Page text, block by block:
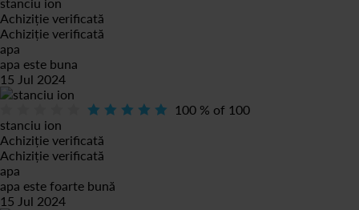
stanciu ion
Achiziție verificată
Achiziție verificată
apa
apa este buna
15 Jul 2024
100 % of 100
stanciu ion
Achiziție verificată
Achiziție verificată
apa
apa este foarte bună
15 Jul 2024